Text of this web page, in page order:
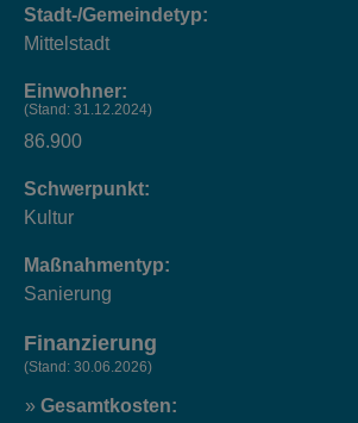
Stadt-/Gemeindetyp:
Mittelstadt
Einwohner:
(Stand: 31.12.2024)
86.900
Schwerpunkt:
Kultur
Maßnahmentyp:
Sanierung
Finanzierung
(Stand: 30.06.2026)
Gesamtkosten: